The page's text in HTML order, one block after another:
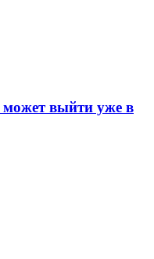
выйти уже в